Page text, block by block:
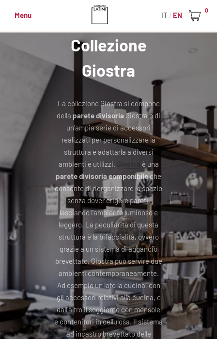
Menu IT EN
0
Collezione
Giostra
La collezione Giostra si compone
della parete divisoria Giostra e di
un'ampia serie di accessori
realizzati per personalizzare la
struttura e adattarla a diversi
ambienti e utilizzi.
è una
parete divisoria componibileche
consente di riorganizzare lo spazio
senza dover erigere pareti,
lasciando l'ambiente luminoso e
leggero. La peculiarità di questa
struttura è la bifaccialità, ovvero
grazie a un sistema di aggancio
brevettato, Giostra può servire due
ambienti contemporaneamente.
Ad esempio un lato la cucina, con
gli accessori relativi alla cucina, e
dall'altro il soggiorno con mensole
e contenitori in cellulosa. Il sistema
ad incastro brevettato delle